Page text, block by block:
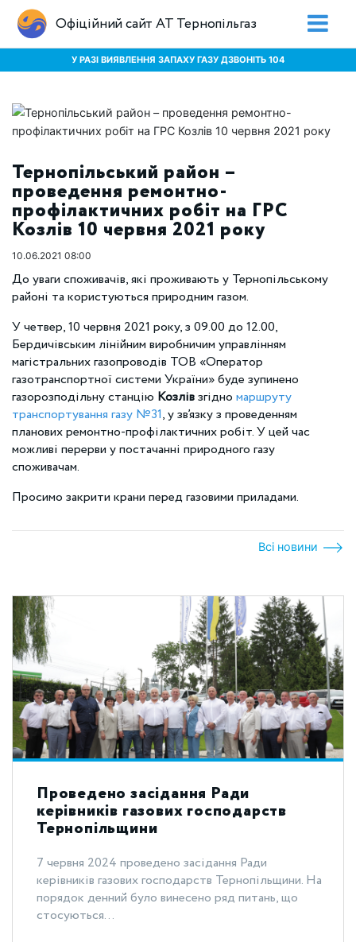
Офіційний сайт АТ Тернопільгаз
У РАЗІ ВИЯВЛЕННЯ ЗАПАХУ ГАЗУ ДЗВОНІТЬ 104
Тернопільський район –
проведення ремонтно-
профілактичних робіт на ГРС
Козлів 10 червня 2021 року
10.06.2021 08:00
До уваги споживачів, які проживають у Тернопільському
районі та користуються природним газом.
У четвер, 10 червня 2021 року, з 09.00 до 12.00,
Бердичівським лінійним виробничим управлінням
магістральних газопроводів ТОВ «Оператор
газотранспортної системи України» буде зупинено
газорозподільну станцію Козлівзгідно маршруту
транспортування газу №31, у зв’язку з проведенням
планових ремонтно-профілактичних робіт. У цей час
можливі перерви у постачанні природного газу
споживачам.
Просимо закрити крани перед газовими приладами.
Всі новини
Проведено засідання Ради
керівників газових господарств
Тернопільщини
7 червня 2024 проведено засідання Ради
керівників газових господарств Тернопільщини. На
порядок денний було винесено ряд питань, що
стосуються...